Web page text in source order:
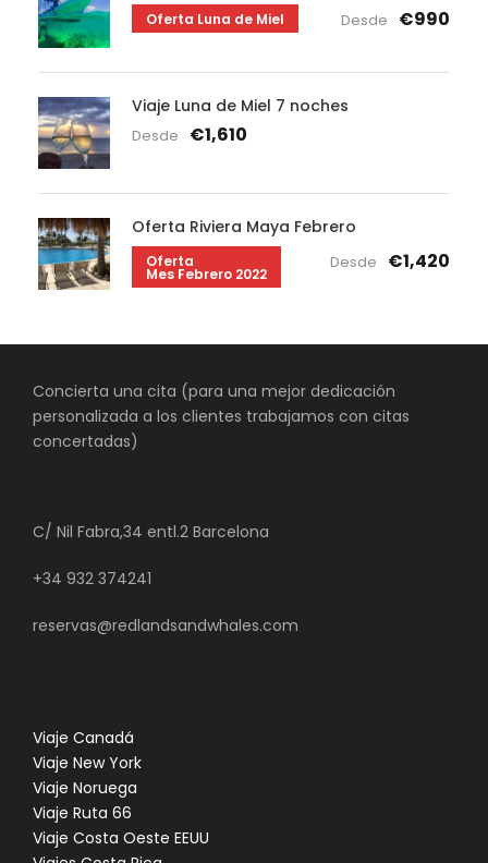
Oferta Luna de Miel Desde €990
Viaje Luna de Miel 7 noches
Desde €1,610
Oferta Riviera Maya Febrero
Oferta
Mes Febrero 2022
Desde €1,420
Concierta una cita (para una mejor dedicación
personalizada a los clientes trabajamos con citas
concertadas)
C/ Nil Fabra,34 entl.2 Barcelona
+34 932 374241
reservas@redlandsandwhales.com
Viaje Canadá
Viaje New York
Viaje Noruega
Viaje Ruta 66
Viaje Costa Oeste EEUU